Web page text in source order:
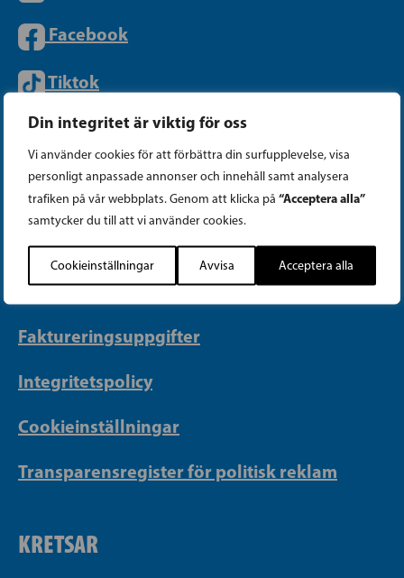
Din integritet är viktig för oss
Vi använder cookies för att förbättra din surfupplevelse, visa
personligt anpassade annonser och innehåll samt analysera
trafiken på vår webbplats. Genom att klicka på “Acceptera alla”
samtycker du till att vi använder cookies.
Cookieinställningar Avvisa Acceptera alla
Facebook
Tiktok
PARTIKANSLIET
Telefon (09) 693 070
Georgsgatan 27, 00100 Helsingfors
info@sfp.fi
Faktureringsuppgifter
Integritetspolicy
Cookieinställningar
Transparensregister för politisk reklam
KRETSAR